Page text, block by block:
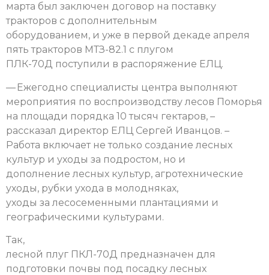
марта был заключен договор на поставку
тракторов с дополнительным
оборудованием, и уже в первой декаде апреля
пять тракторов МТЗ-82.1 с плугом
ПЛК-70Д поступили в распоряжение ЕЛЦ.
— Ежегодно специалисты центра выполняют
мероприятия по воспроизводству лесов Поморья
на площади порядка 10 тысяч гектаров, –
рассказал директор ЕЛЦ Сергей Иванцов. –
Работа включает не только создание лесных
культур и уходы за подростом, но и
дополнение лесных культур, агротехнические
уходы, рубки ухода в молодняках,
уходы за лесосеменными плантациями и
географическими культурами.
Так,
лесной плуг ПКЛ-70Д предназначен для
подготовки почвы под посадку лесных